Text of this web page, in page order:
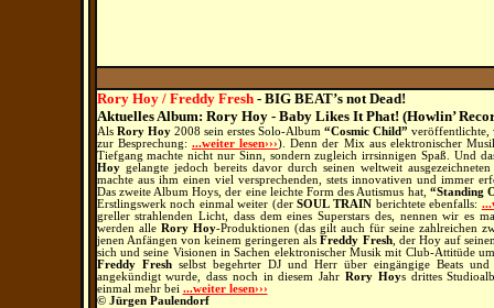
Rory Hoy / Freddy Fresh- BIG BEAT’s not Dead!
Aktuelles Album: Rory Hoy - Baby Likes It Phat! (Howlin’
Als Rory Hoy2008 sein erstes Solo-Album “Cosmic Child” veröffentlichte,
zur Besprechung: ...weiter lesen›››). Denn der Mix aus elektronischer
Tiefgang machte nicht nur Sinn, sondern zugleich irrsinnigen Spaß. Und
Hoygelangte jedoch bereits davor durch seinen weltweit
machte aus ihm einen viel versprechenden, stets innovativen und immer
Das zweite Album Hoys, der eine leichte Form des Autismus hat, “Standing
Erstlingswerk noch einmal weiter (derSOUL TRAIN berichtete ebenfalls:
greller strahlenden Licht, dass dem eines Superstars des, nennen wir es
werden alle Rory Hoy-Produktionen (das gilt auch für seine zahlreichen
jenen Anfängen von keinem geringeren alsFreddy Fresh, der Hoy auf
sich und seine Visionen in Sachen elektronischer Musik mit Club-Attitüde
Freddy Freshselbst begehrter DJ und Herr über eingängige Beats
angekündigt wurde, dass noch in diesem Jahr Rory Hoys drittes
einmal mehr bei ...weiter lesen›››
© Jürgen Paulendorf